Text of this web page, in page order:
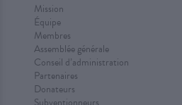
Mission
Équipe
Membres
Assemblée générale
Conseil d’administration
Partenaires
Donateurs